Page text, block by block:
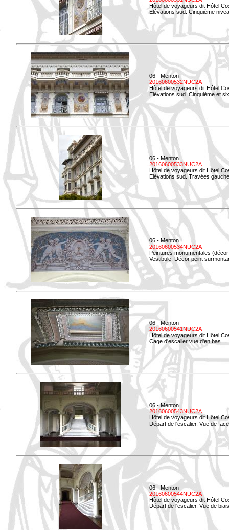
Hôtel de voyageurs dit Hôtel
Elévations sud. Cinquième
06 - Menton
20160600532NUC2A
Hôtel de voyageurs dit Hôtel
Elévations sud. Cinquième et
06 - Menton
20160600533NUC2A
Hôtel de voyageurs dit Hôtel
Elévations sud. Travées
06 - Menton
20160600534NUC2A
Peintures monumentales
Vestibule. Décor peint
06 - Menton
20160600541NUC2A
Hôtel de voyageurs dit Hôtel
Cage d'escalier vue d'en bas.
06 - Menton
20160600543NUC2A
Hôtel de voyageurs dit Hôtel
Départ de l'escalier. Vue de
06 - Menton
20160600544NUC2A
Hôtel de voyageurs dit Hôtel
Départ de l'escalier. Vue de